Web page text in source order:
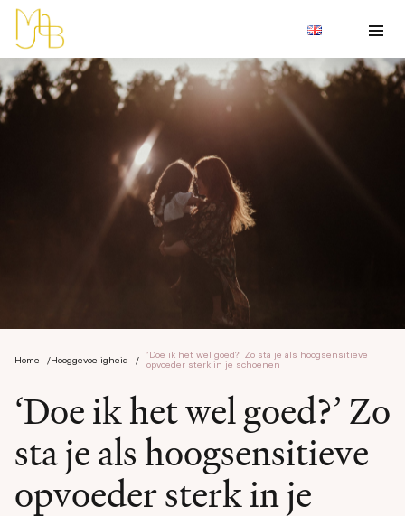
Home / Hooggevoeligheid /
‘Doe ik het wel goed?’ Zo sta je als hoogsensitieve
opvoeder sterk in je schoenen
‘Doe ik het wel goed?’ Zo
sta je als hoogsensitieve
opvoeder sterk in je